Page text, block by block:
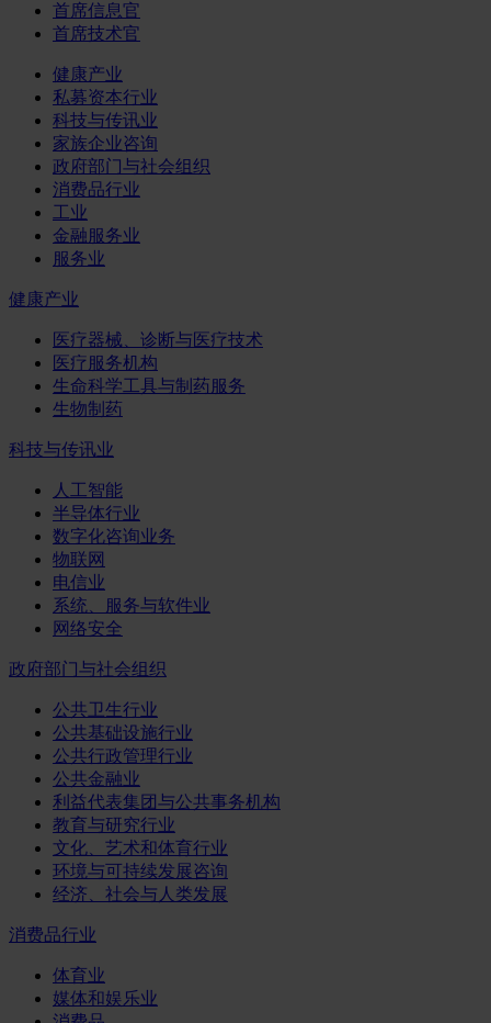
首席信息官
首席技术官
健康产业
私募资本行业
科技与传讯业
家族企业咨询
政府部门与社会组织
消费品行业
工业
金融服务业
服务业
健康产业
医疗器械、诊断与医疗技术
医疗服务机构
生命科学工具与制药服务
生物制药
科技与传讯业
人工智能
半导体行业
数字化咨询业务
物联网
电信业
系统、服务与软件业
网络安全
政府部门与社会组织
公共卫生行业
公共基础设施行业
公共行政管理行业
公共金融业
利益代表集团与公共事务机构
教育与研究行业
文化、艺术和体育行业
环境与可持续发展咨询
经济、社会与人类发展
消费品行业
体育业
媒体和娱乐业